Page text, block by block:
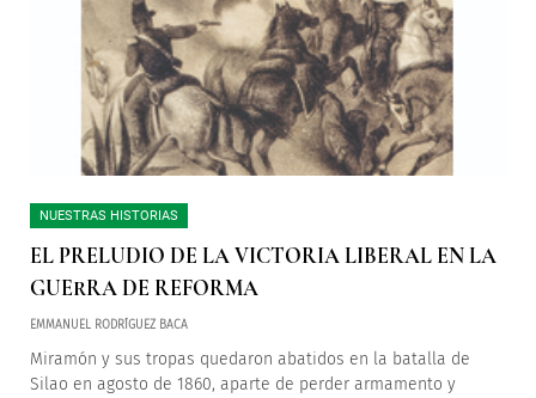
NUESTRAS HISTORIAS
EL PRELUDIO DE LA VICTORIA LIBERAL EN LA
GUERRA DE REFORMA
EMMANUEL RODRÍGUEZ BACA
Miramón y sus tropas quedaron abatidos en la batalla de
Silao en agosto de 1860, aparte de perder armamento y